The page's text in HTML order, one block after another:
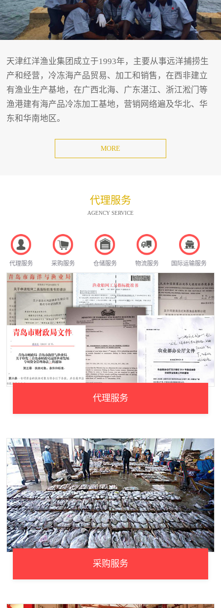
天津红洋渔业集团成立于1993年，主要从事远洋捕捞生
产和经营，冷冻海产品贸易、加工和销售，在西非建立
有渔业生产基地，在广西北海、广东湛江、浙江淞门等
渔港建有海产品冷冻加工基地，营销网络遍及华北、华
东和华南地区。
MORE
代理服务
AGENCY SERVICE
代理服务 采购服务 仓储服务 物流服务 国际运输服务
代理服务
采购服务